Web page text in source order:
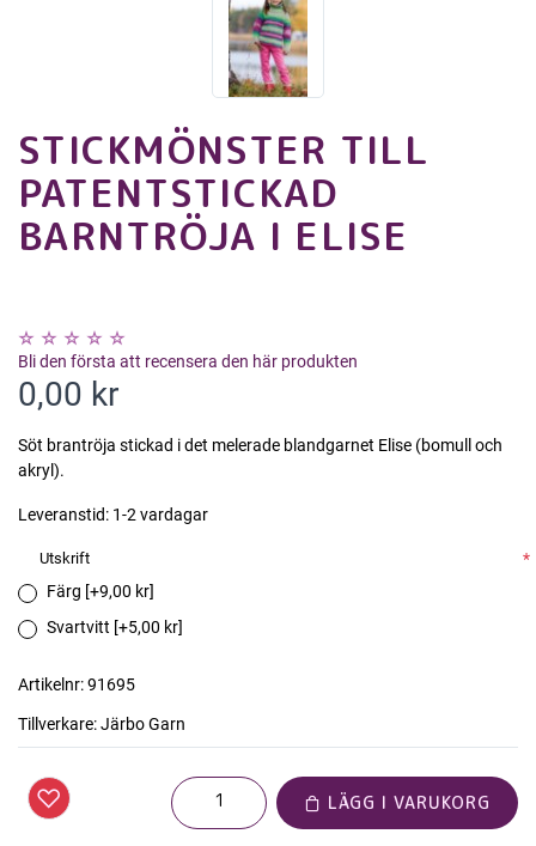
STICKMÖNSTER TILL
PATENTSTICKAD
BARNTRÖJA I ELISE
Bli den första att recensera den här produkten
0,00 kr
Söt brantröja stickad i det melerade blandgarnet Elise (bomull och
akryl).
Leveranstid: 1-2 vardagar
Utskrift
*
Färg [+9,00 kr]
Svartvitt [+5,00 kr]
Artikelnr:91695
Tillverkare:Järbo Garn
LÄGG I VARUKORG